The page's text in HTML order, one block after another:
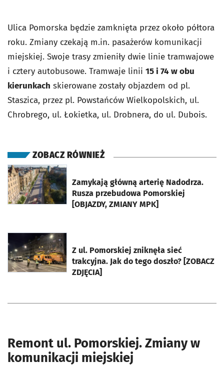
Ulica Pomorska będzie zamknięta przez około półtora
roku. Zmiany czekają m.in. pasażerów komunikacji
miejskiej. Swoje trasy zmieniły dwie linie tramwajowe
i cztery autobusowe. Tramwaje linii 15 i 74 w obu
kierunkach skierowane zostały objazdem od pl.
Staszica, przez pl. Powstańców Wielkopolskich, ul.
Chrobrego, ul. Łokietka, ul. Drobnera, do ul. Dubois.
ZOBACZ RÓWNIEŻ
Zamykają główną arterię Nadodrza.
Rusza przebudowa Pomorskiej
[OBJAZDY, ZMIANY MPK]
otworzy się w nowej karcie
Z ul. Pomorskiej zniknęła sieć
trakcyjna. Jak do tego doszło? [ZOBACZ
ZDJĘCIA]
otworzy się w nowej karcie
Remont ul. Pomorskiej. Zmiany w
komunikacji miejskiej